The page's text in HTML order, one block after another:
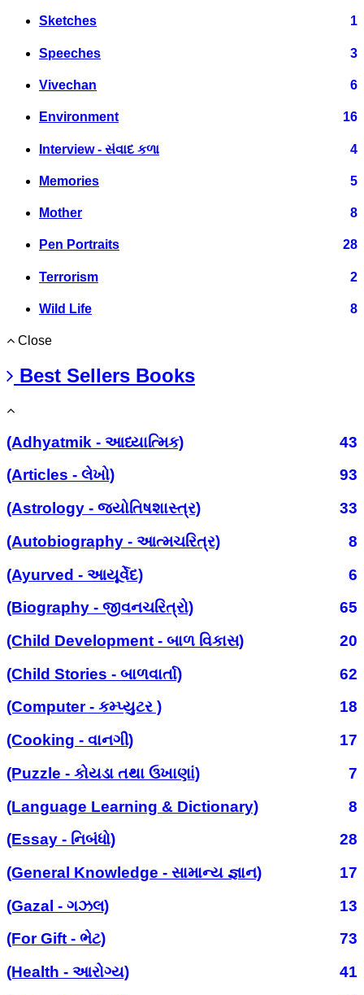
Sketches 1
Speeches 3
Vivechan 6
Environment 16
Interview - સંવાદ કળા 4
Memories 5
Mother 8
Pen Portraits 28
Terrorism 2
Wild Life 8
Close
Best Sellers Books
(Adhyatmik - આધ્યાત્મિક)
43
(Articles - લેખો)
93
(Astrology - જ્યોતિષશાસ્ત્ર)
33
(Autobiography - આત્મચરિત્ર)
8
(Ayurved - આયૂર્વેદ)
6
(Biography - જીવનચરિત્રો)
65
(Child Development - બાળ વિકાસ)
20
(Child Stories - બાળવાર્તા)
62
(Computer - કમ્પ્યુટર )
18
(Cooking - વાનગી)
17
(Puzzle - કોયડા તથા ઉખાણાં)
7
(Language Learning & Dictionary)
8
(Essay - નિબંધો)
28
(General Knowledge - સામાન્ય જ્ઞાન)
17
(Gazal - ગઝલ)
13
(For Gift - ભેટ)
73
(Health - આરોગ્ય)
41